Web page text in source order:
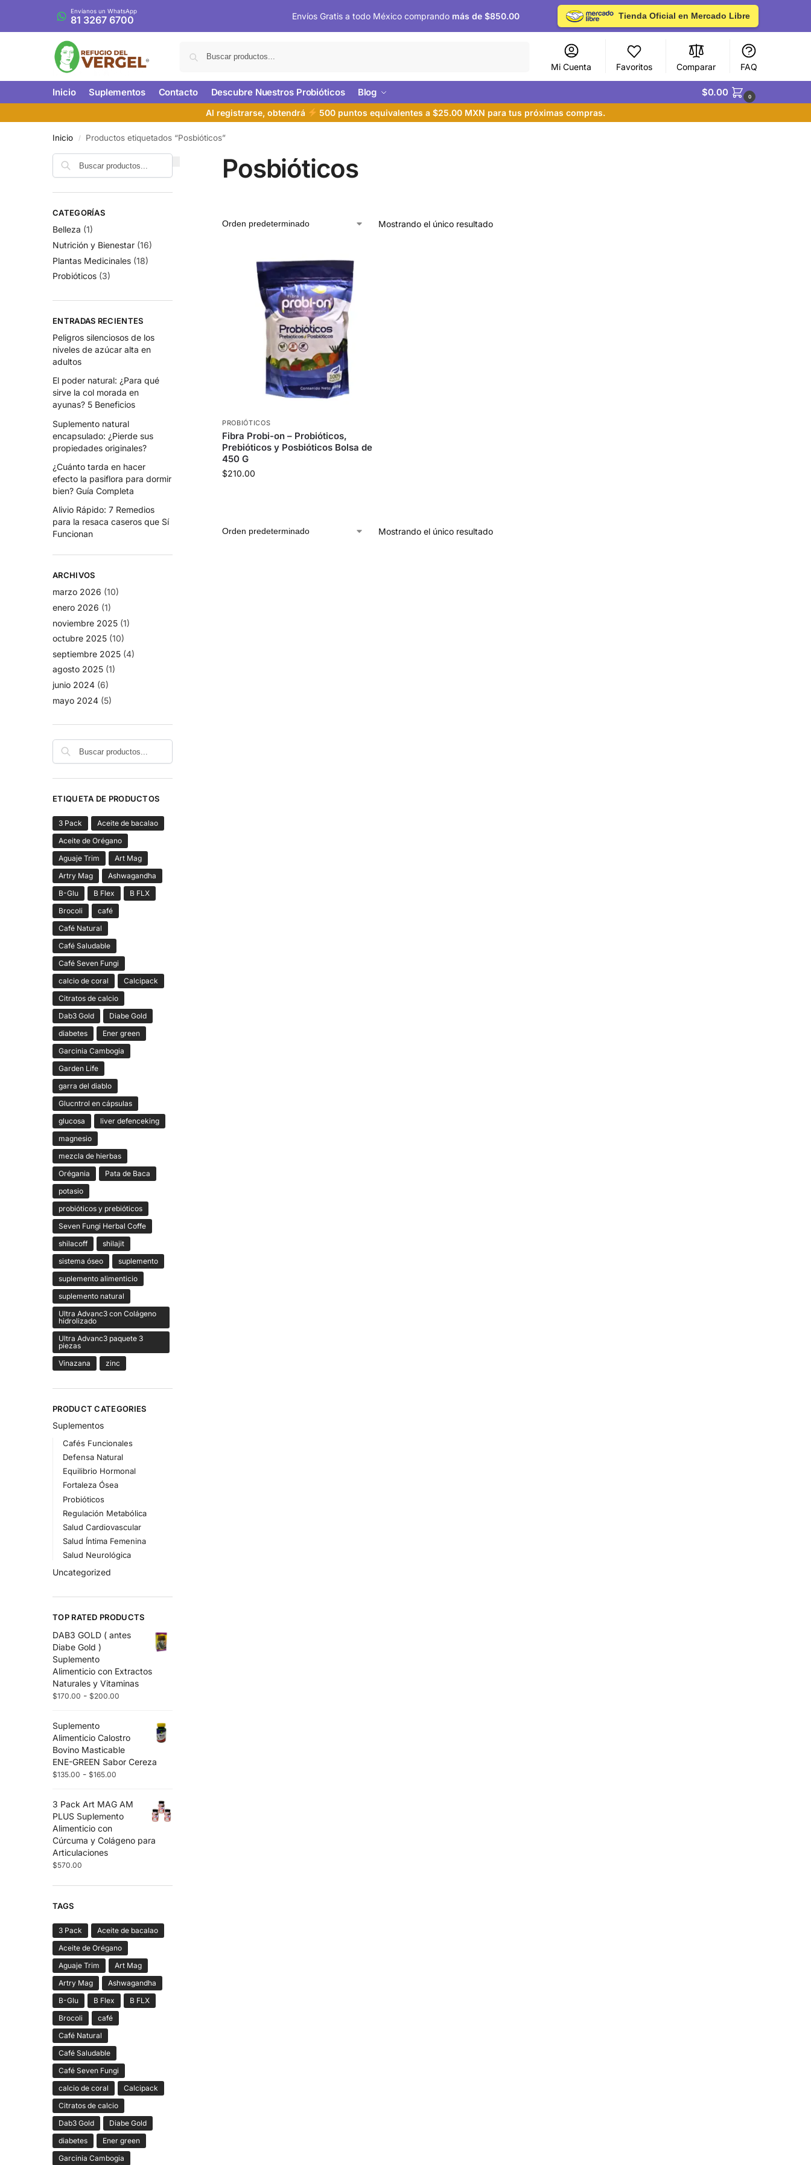
Envíanos un WhatsApp
81 3267 6700 Envíos Gratis a todo México comprando más de $850.00 Tienda Oficial en Mercado Libre
Mi Cuenta Favoritos Comparar FAQ
Inicio Suplementos Contacto Descubre Nuestros Probióticos Blog $0.00 0
Al registrarse, obtendrá 500 puntos equivalentes a $25.00 MXN para tus próximas compras.
Inicio / Productos etiquetados “Posbióticos”
Posbióticos
Mostrando el único resultado
PROBIÓTICOS
Fibra Probi-on – Probióticos,
Prebióticos y Posbióticos Bolsa de
450 G
$210.00
Mostrando el único resultado
CATEGORÍAS
Belleza (1)
Nutrición y Bienestar (16)
Plantas Medicinales (18)
Probióticos (3)
ENTRADAS RECIENTES
Peligros silenciosos de los
niveles de azúcar alta en
adultos
El poder natural: ¿Para qué
sirve la col morada en
ayunas? 5 Beneficios
Suplemento natural
encapsulado: ¿Pierde sus
propiedades originales?
¿Cuánto tarda en hacer
efecto la pasiflora para dormir
bien? Guía Completa
Alivio Rápido: 7 Remedios
para la resaca caseros que Sí
Funcionan
ARCHIVOS
marzo 2026 (10)
enero 2026 (1)
noviembre 2025 (1)
octubre 2025 (10)
septiembre 2025 (4)
agosto 2025 (1)
junio 2024 (6)
mayo 2024 (5)
ETIQUETA DE PRODUCTOS
3 Pack
Aceite de bacalao
Aceite de Orégano
Aguaje Trim
Art Mag
Artry Mag
Ashwagandha
B-Glu
B Flex
B FLX
Brocoli
café
Café Natural
Café Saludable
Café Seven Fungi
calcio de coral
Calcipack
Citratos de calcio
Dab3 Gold
Diabe Gold
diabetes
Ener green
Garcinia Cambogia
Garden Life
garra del diablo
Glucntrol en cápsulas
glucosa
liver defenceking
magnesio
mezcla de hierbas
Orégania
Pata de Baca
potasio
probióticos y prebióticos
Seven Fungi Herbal Coffe
shilacoff
shilajit
sistema óseo
suplemento
suplemento alimenticio
suplemento natural
Ultra Advanc3 con Colágeno
hidrolizado
Ultra Advanc3 paquete 3
piezas
Vinazana
zinc
PRODUCT CATEGORIES
Suplementos
Cafés Funcionales
Defensa Natural
Equilibrio Hormonal
Fortaleza Ósea
Probióticos
Regulación Metabólica
Salud Cardiovascular
Salud Íntima Femenina
Salud Neurológica
Uncategorized
TOP RATED PRODUCTS
DAB3 GOLD ( antes
Diabe Gold )
Suplemento
Alimenticio con Extractos
Naturales y Vitaminas
$170.00 - $200.00
Suplemento
Alimenticio Calostro
Bovino Masticable
ENE-GREEN Sabor Cereza
$135.00 - $165.00
3 Pack Art MAG AM
PLUS Suplemento
Alimenticio con
Cúrcuma y Colágeno para
Articulaciones
$570.00
TAGS
3 Pack
Aceite de bacalao
Aceite de Orégano
Aguaje Trim
Art Mag
Artry Mag
Ashwagandha
B-Glu
B Flex
B FLX
Brocoli
café
Café Natural
Café Saludable
Café Seven Fungi
calcio de coral
Calcipack
Citratos de calcio
Dab3 Gold
Diabe Gold
diabetes
Ener green
Garcinia Cambogia